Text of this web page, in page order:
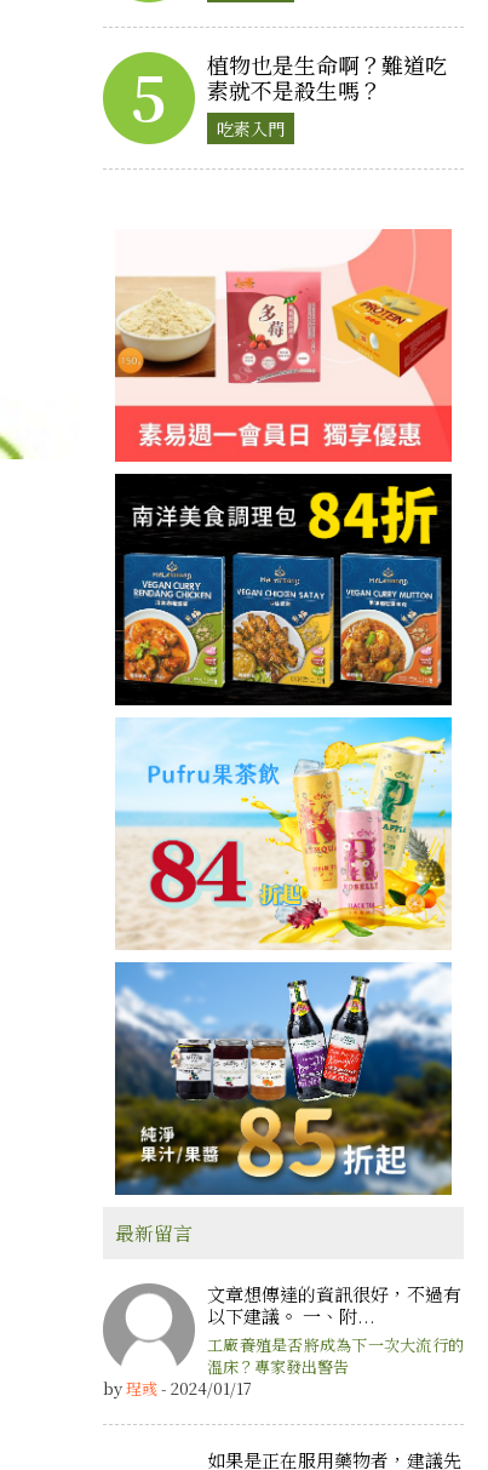
5
植物也是生命啊？難道吃
素就不是殺生嗎？
吃素入門
最新留言
文章想傳達的資訊很好，不過有
以下建議。 一、附...
工廠養殖是否將成為下一次大流行的
溫床？專家發出警告
by珵彧- 2024/01/17
如果是正在服用藥物者，建議先